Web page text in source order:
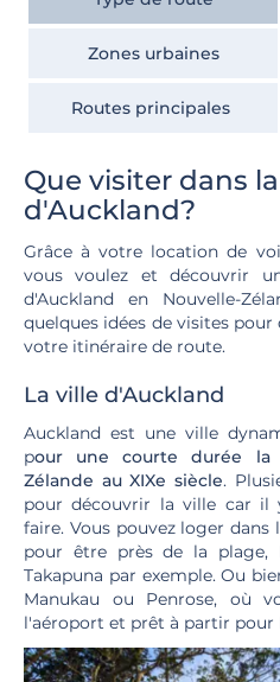
Zones urbaines
Routes principales
Que visiter dans
d'Auckland?
Grâce à votre location de
vous voulez et découvrir
d'Auckland en Nouvelle-
quelques idées de visites
votre itinéraire de route.
La ville d'Auckland
Auckland est une ville
pour une courte durée la
Zélande au XIXe siècle.
pour découvrir la ville car il
faire. Vous pouvez loger
pour être près de la
Takapuna par exemple. Ou
Manukau ou Penrose, où
l'aéroport et prêt à partir pour